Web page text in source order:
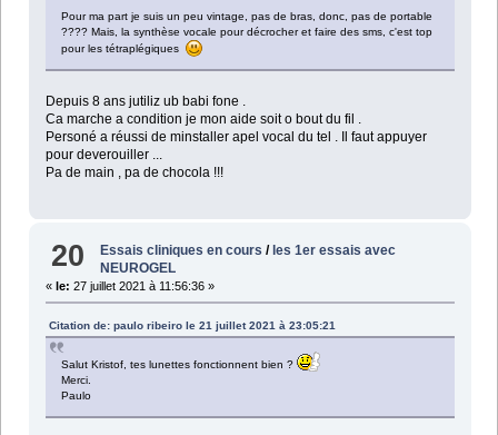
Pour ma part je suis un peu vintage, pas de bras, donc, pas de portable
???? Mais, la synthèse vocale pour décrocher et faire des sms, c'est top
pour les tétraplégiques
Depuis 8 ans jutiliz ub babi fone .
Ca marche a condition je mon aide soit o bout du fil .
Personé a réussi de minstaller apel vocal du tel . Il faut appuyer
pour deverouiller ...
Pa de main , pa de chocola !!!
20 Essais cliniques en cours /les 1er essais avec
NEUROGEL
« le: 27 juillet 2021 à 11:56:36 »
Citation de: paulo ribeiro le 21 juillet 2021 à 23:05:21
Salut Kristof, tes lunettes fonctionnent bien ?
Merci.
Paulo